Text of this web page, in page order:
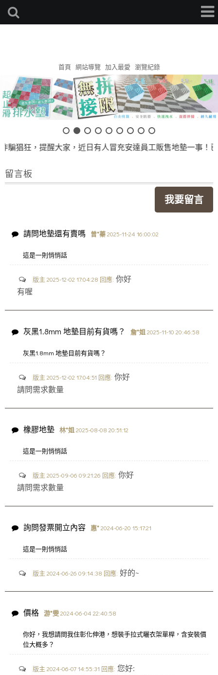
首頁 網站導覽 加入最愛 瀏覽紀錄
騙猖狂，提醒大家，近日有人冒充安達員工販售地墊一事！
留言板
我要留言
請問地墊還有賣嗎 曾*蓁2025-11-24 16:00:02
這是一則悄悄話
版主 2025-12-02 17:04:28 回應: 你好
有喔
灰黑1.8mm 地墊目前有貨嗎？ 詹*姐 2025-11-10 20:46:58
灰黑1.8mm 地墊目前有貨嗎？
版主 2025-12-02 17:04:51 回應: 你好
請問需求數量
橡膠地墊 林*姐 2025-08-08 20:51:12
這是一則悄悄話
版主 2025-09-06 09:21:26 回應: 你好
請問需求數量
詢問發票開立內容 惠*2024-06-20 15:17:21
這是一則悄悄話
版主 2024-06-26 09:14:38 回應: 好的~
價格 游*雯2024-06-04 22:40:58
你好，我想請問我住彰化伸港，想裝手拉式曬衣架單桿，含安裝價
位大概多？
版主 2024-06-07 14:55:31 回應: 您好: